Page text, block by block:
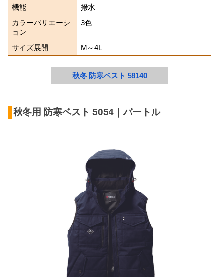
機能
撥水
カラーバリエーシ
ョン
3色
サイズ展開 M～4L
秋冬 防寒ベスト 58140
秋冬用 防寒ベスト 5054｜バートル